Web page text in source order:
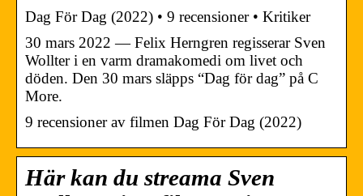
Dag För Dag (2022) • 9 recensioner • Kritiker
30 mars 2022 — Felix Herngren regisserar Sven
Wollter i en varm dramakomedi om livet och
döden. Den 30 mars släpps “Dag för dag” på C
More.
9 recensioner av filmen Dag För Dag (2022)
Här kan du streama Sven